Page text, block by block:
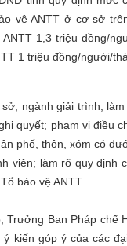
vệ ANTT ở cơ sở
1,3 triệu đồng/
1 triệu đồng/người/
ngành giải trình,
quyết; phạm vi điều
phố, thôn, xóm có
viên; làm rõ quy định
bảo vệ ANTT...
Trưởng Ban Pháp chế
ý kiến góp ý của các